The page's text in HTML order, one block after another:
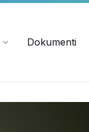
Dokumenti